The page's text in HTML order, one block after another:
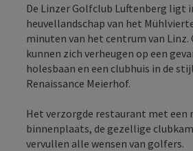
De Linzer Golfclub Luftenberg ligt
heuvellandschap van het
minuten van het centrum van
kunnen zich verheugen op een
holesbaan en een clubhuis in de
Renaissance Meierhof.
Het verzorgde restaurant met een
binnenplaats, de gezellige
vervullen alle wensen van golfers.